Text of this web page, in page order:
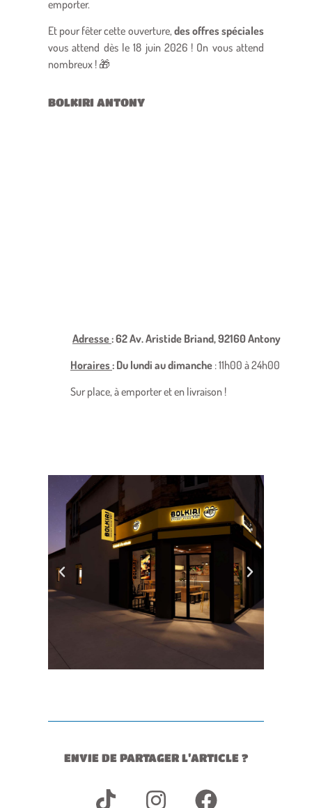
emporter.
Et pour fêter cette ouverture,des offres spéciales
vous attend dès le 18 juin 2026 ! On vous attend
nombreux ! 🎁
BOLKIRI ANTONY
Adresse:62 Av. Aristide Briand, 92160 Antony
Horaires: Du lundi au dimanche: 11h00 à 24h00
Sur place, à emporter et en livraison !
ENVIE DE PARTAGER L’ARTICLE ?